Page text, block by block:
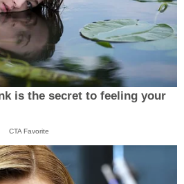
is the secret to feeling your
CTA Favorite